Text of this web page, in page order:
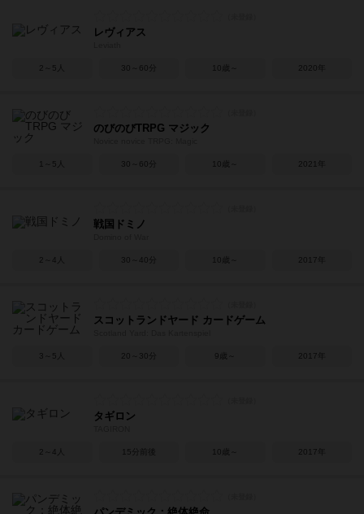
レヴィアス
2～5人 30～60分 10歳～ 2020年
のびのびTRPG マジック
1～5人 30～60分 10歳～ 2021年
戦国ドミノ
2～4人 30～40分 10歳～ 2017年
スコットランドヤード カードゲーム
3～5人 20～30分 9歳～ 2017年
タギロン
2～4人 15分前後 10歳～ 2017年